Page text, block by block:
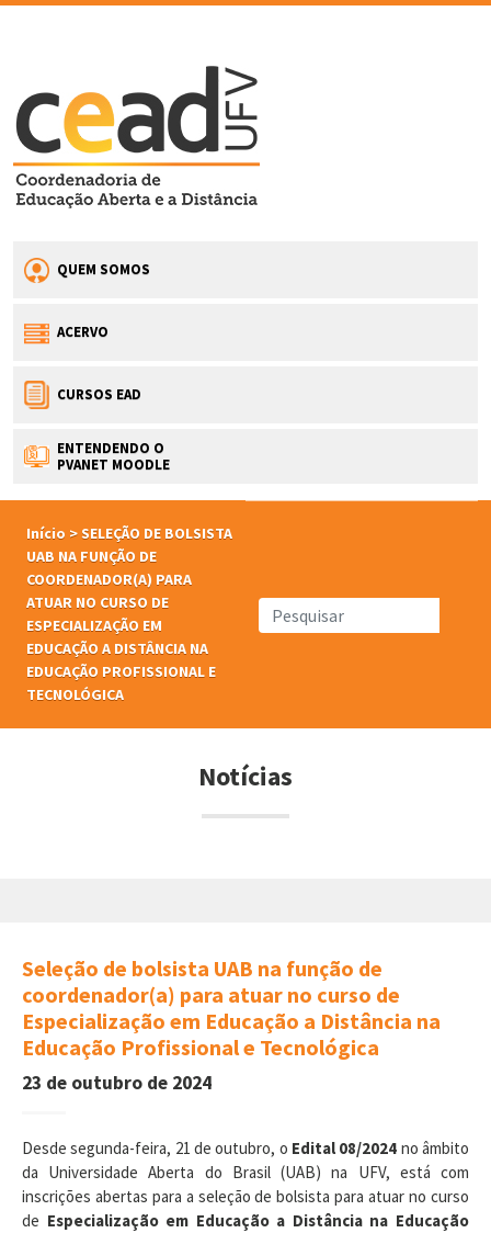
QUEM SOMOS
ACERVO
CURSOS EAD
ENTENDENDO O
PVANET MOODLE
Início >SELEÇÃO DE BOLSISTA
UAB NA FUNÇÃO DE
COORDENADOR(A) PARA
ATUAR NO CURSO DE
ESPECIALIZAÇÃO EM
EDUCAÇÃO A DISTÂNCIA NA
EDUCAÇÃO PROFISSIONAL E
TECNOLÓGICA
Notícias
Seleção de bolsista UAB na função de
coordenador(a) para atuar no curso de
Especialização em Educação a Distância na
Educação Profissional e Tecnológica
23 de outubro de 2024
Desde segunda-feira, 21 de outubro, o Edital 08/2024 no âmbito
da Universidade Aberta do Brasil (UAB) na UFV, está com
inscrições abertas para a seleção de bolsista para atuar no curso
de Especialização em Educação a Distância na Educação